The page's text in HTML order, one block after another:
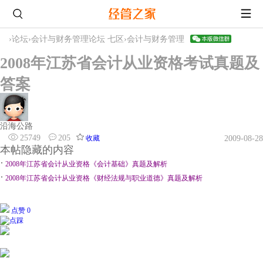
›论坛›会计与财务管理论坛 七区 ›会计与财务管理
2008年江苏省会计从业资格考试真题及
答案
沿海公路
25749
205 收藏 2009-08-28
本帖隐藏的内容
· 2008年江苏省会计从业资格《会计基础》真题及解析
· 2008年江苏省会计从业资格《财经法规与职业道德》真题及解析
点赞 0